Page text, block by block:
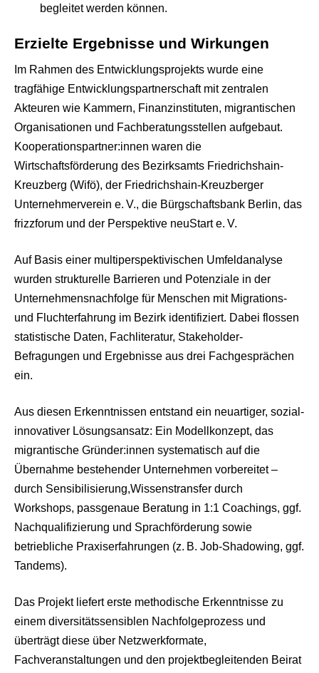
begleitet werden können.
Erzielte Ergebnisse und Wirkungen
Im Rahmen des Entwicklungsprojekts wurde eine
tragfähige Entwicklungspartnerschaft mit zentralen
Akteuren wie Kammern, Finanzinstituten, migrantischen
Organisationen und Fachberatungsstellen aufgebaut.
Kooperationspartner:innen waren die
Wirtschaftsförderung des Bezirksamts Friedrichshain-
Kreuzberg (Wifö), der Friedrichshain-Kreuzberger
Unternehmerverein e. V., die Bürgschaftsbank Berlin, das
frizzforum und der Perspektive neuStart e. V.
Auf Basis einer multiperspektivischen Umfeldanalyse
wurden strukturelle Barrieren und Potenziale in der
Unternehmensnachfolge für Menschen mit Migrations-
und Fluchterfahrung im Bezirk identifiziert. Dabei flossen
statistische Daten, Fachliteratur, Stakeholder-
Befragungen und Ergebnisse aus drei Fachgesprächen
ein.
Aus diesen Erkenntnissen entstand ein neuartiger, sozial-
innovativer Lösungsansatz: Ein Modellkonzept, das
migrantische Gründer:innen systematisch auf die
Übernahme bestehender Unternehmen vorbereitet –
durch Sensibilisierung,Wissenstransfer durch
Workshops, passgenaue Beratung in 1:1 Coachings, ggf.
Nachqualifizierung und Sprachförderung sowie
betriebliche Praxiserfahrungen (z. B. Job-Shadowing, ggf.
Tandems).
Das Projekt liefert erste methodische Erkenntnisse zu
einem diversitätssensiblen Nachfolgeprozess und
überträgt diese über Netzwerkformate,
Fachveranstaltungen und den projektbegleitenden Beirat